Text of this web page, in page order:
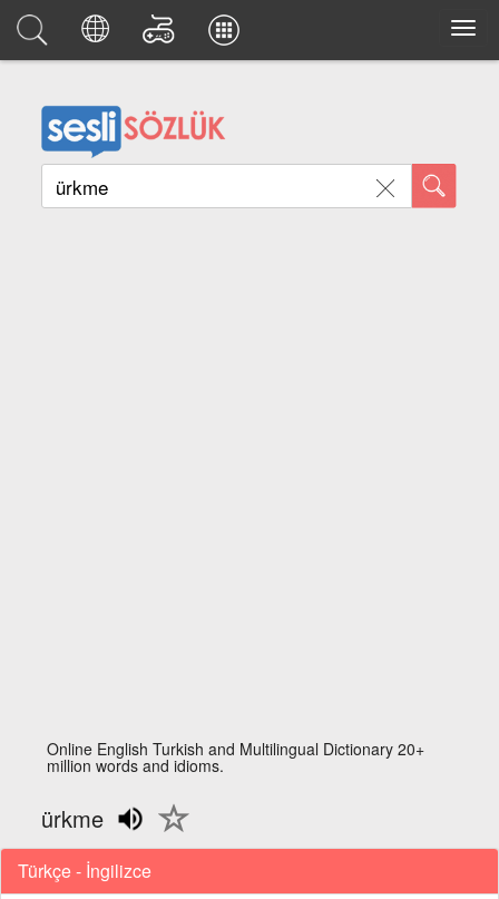
Online English Turkish and Multilingual Dictionary 20+
million words and idioms.
ürkme
Türkçe - İngilizce